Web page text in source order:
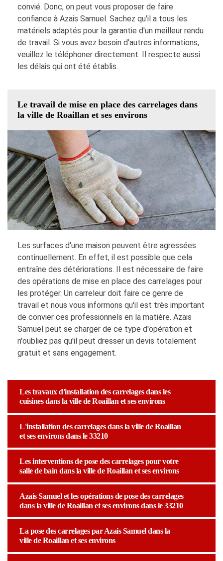
convié. Donc, on peut vous proposer de faire
confiance à Azais Samuel. Sachez qu'il a tous les
matériels adaptés pour la garantie d'un meilleur rendu
de travail. Si vous avez besoin d'autres informations,
veuillez le téléphoner directement. Il respecte aussi
les délais qui ont été établis.
Le travail de mise en place des carrelages dans
la ville de Roaillan et ses environs
Les surfaces d'une maison peuvent être agressées
continuellement. En effet, il est possible que cela
entraîne des détériorations. Il est nécessaire de faire
des opérations de mise en place des carrelages pour
les protéger. Un carreleur doit faire ce genre de
travail et nous vous informons qu'il est très important
de convier ces professionnels en la matière. Azais
Samuel peut se charger de ce type d'opération et
n'oubliez pas qu'il peut dresser un devis totalement
gratuit et sans engagement.
Les travaux d'installation des carrelages dans les
cuisines dans la ville de Roaillan et ses environs
L'installation des carrelages dans la ville de Roaillan
et ses environs dans le 33210
Les interventions de pose des carrelages pour votre
salle de bain dans la ville de Roaillan et ses environs
Azais Samuel et les opérations de pose des carrelages
dans la ville de Roaillan et ses environs dans le 33210
La pose des carrelages par Azais Samuel dans la
ville de Roaillan et ses environs